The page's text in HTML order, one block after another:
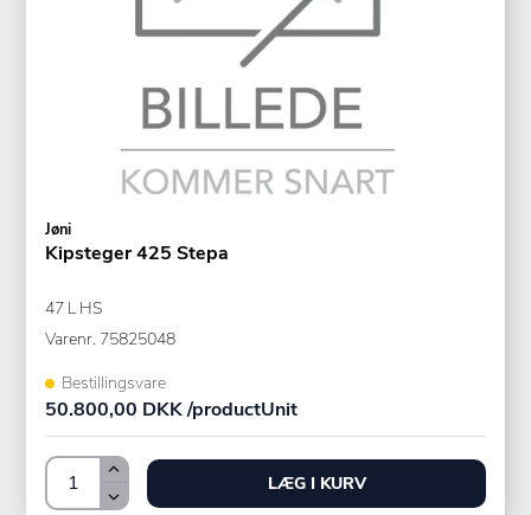
Jøni
Kipsteger 425 Stepa
47 L HS
Varenr. 75825048
Bestillingsvare
50.800,00 DKK /productUnit
LÆG I KURV